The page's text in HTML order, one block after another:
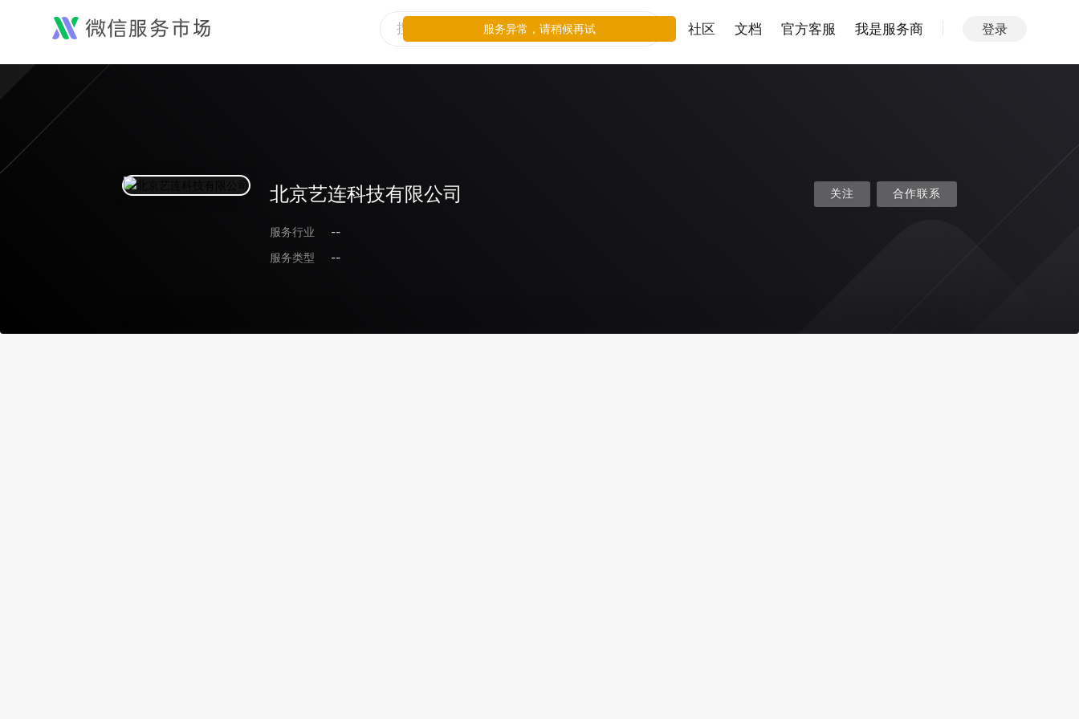
社区 文档 官方客服 我是服务商 登录
北京艺连科技有限公司
服务行业
--
服务类型
--
关注 合作联系
服务异常，请稍候再试